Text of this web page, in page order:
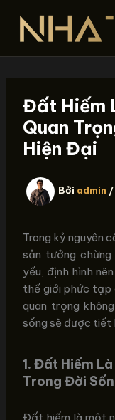
dung
Đất Hiếm
Quan
Hiện Đại
Bởi admin /
Trong kỷ nguyên
sản tưởng
yếu, định hình
thế giới phức tạp
quan trọng
sống sẽ được tiết
1. Đất Hiếm
Trong Đời
Đất hiếm là một